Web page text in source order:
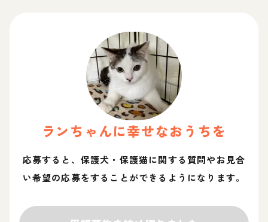
ランちゃんに幸せなおうちを
応募すると、保護犬・保護猫に関する質問やお見合
い希望の応募をすることができるようになります。